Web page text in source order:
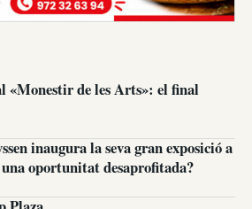
«Monestir de les Arts»: el final
inaugura la seva gran exposició a
una oportunitat desaprofitada?